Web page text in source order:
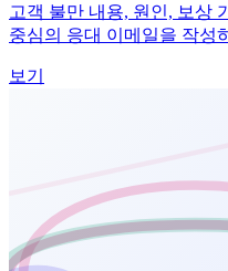
고객 불만 내용, 원인, 보상
중심의 응대 이메일을 작성
보기